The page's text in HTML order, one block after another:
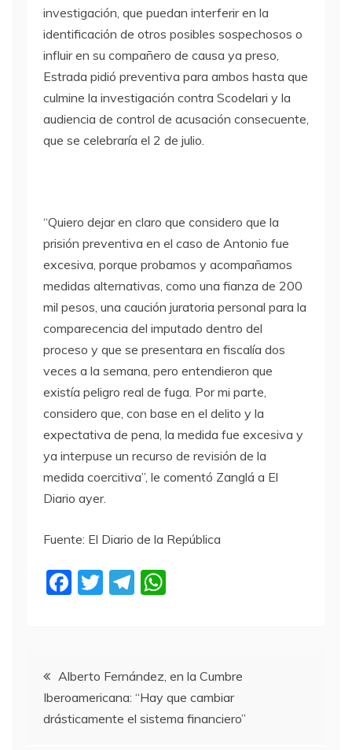
investigación, que puedan interferir en la
identificación de otros posibles sospechosos o
influir en su compañero de causa ya preso,
Estrada pidió preventiva para ambos hasta que
culmine la investigación contra Scodelari y la
audiencia de control de acusación consecuente,
que se celebraría el 2 de julio.
“Quiero dejar en claro que considero que la
prisión preventiva en el caso de Antonio fue
excesiva, porque probamos y acompañamos
medidas alternativas, como una fianza de 200
mil pesos, una caución juratoria personal para la
comparecencia del imputado dentro del
proceso y que se presentara en fiscalía dos
veces a la semana, pero entendieron que
existía peligro real de fuga. Por mi parte,
considero que, con base en el delito y la
expectativa de pena, la medida fue excesiva y
ya interpuse un recurso de revisión de la
medida coercitiva”, le comentó Zanglá a El
Diario ayer.
Fuente: El Diario de la República
F
b
o
o
T
T
a
m
A
p
p
Navegación
de
Alberto Fernández, en la Cumbre
Iberoamericana: “Hay que cambiar
drásticamente el sistema financiero”